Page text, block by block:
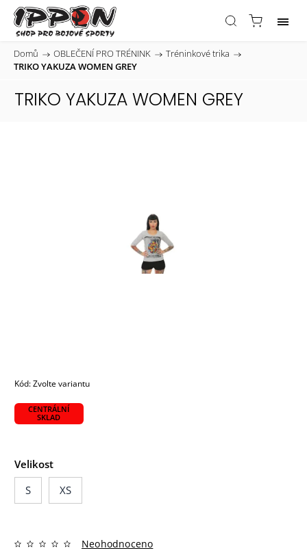
Domů / OBLEČENÍ PRO TRÉNINK / Tréninkové trika /
TRIKO YAKUZA WOMEN GREY
TRIKO YAKUZA WOMEN GREY
Kód:Zvolte variantu
CENTRÁLNÍ
SKLAD
Velikost
S
XS
Neohodnoceno